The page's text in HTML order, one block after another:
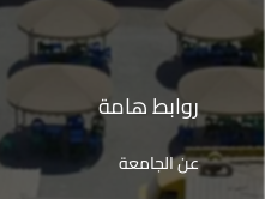
روابط هامة
عن الجامعة